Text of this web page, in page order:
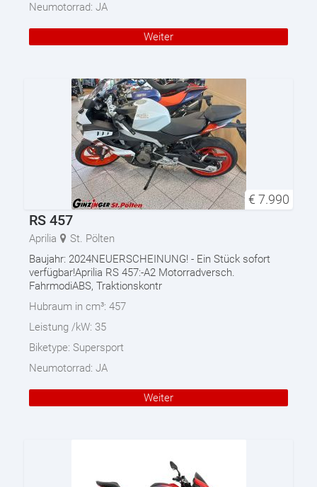
Neumotorrad: JA
Weiter
€ 7.990
RS 457
Aprilia
St. Pölten
Baujahr: 2024NEUERSCHEINUNG! - Ein Stück sofort
verfügbar!Aprilia RS 457:-A2 Motorradversch.
FahrmodiABS, Traktionskontr
Hubraum in cm³: 457
Leistung /kW: 35
Biketype: Supersport
Neumotorrad: JA
Weiter